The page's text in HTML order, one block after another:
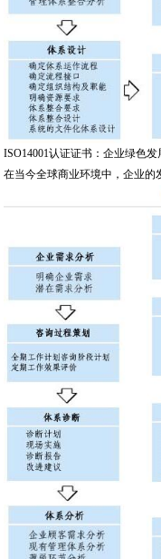
ISO14001认证证书：企业绿色发
在当今全球商业环境中，企业的